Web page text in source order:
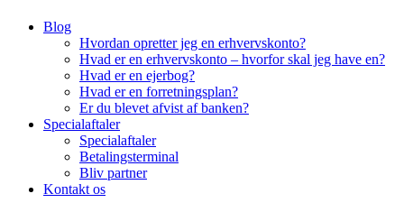
Menu
Blog
Hvordan opretter jeg en erhvervskonto?
Hvad er en erhvervskonto – hvorfor skal jeg have en?
Hvad er en ejerbog?
Hvad er en forretningsplan?
Er du blevet afvist af banken?
Specialaftaler
Specialaftaler
Betalingsterminal
Bliv partner
Kontakt os